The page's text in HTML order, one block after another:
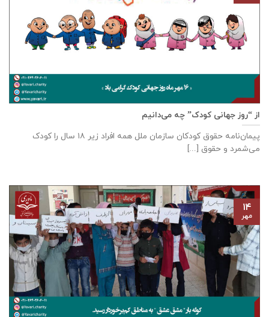
از “روز جهانی کودک” چه می‌دانیم
پیمان‌نامه‌ حقوق کودکان سازمان ملل همه‌ افراد زیر ۱۸ سال را کودک
می‌شمرد و حقوق [...]
۱۴
مهر